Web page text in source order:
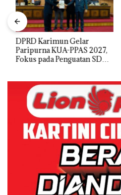
DPRD Karimun Gelar
Paripurna KUA-PPAS 2027,
Fokus pada Penguatan SDM,